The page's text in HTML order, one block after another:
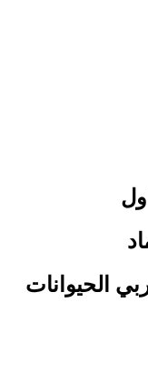
الحيوانات